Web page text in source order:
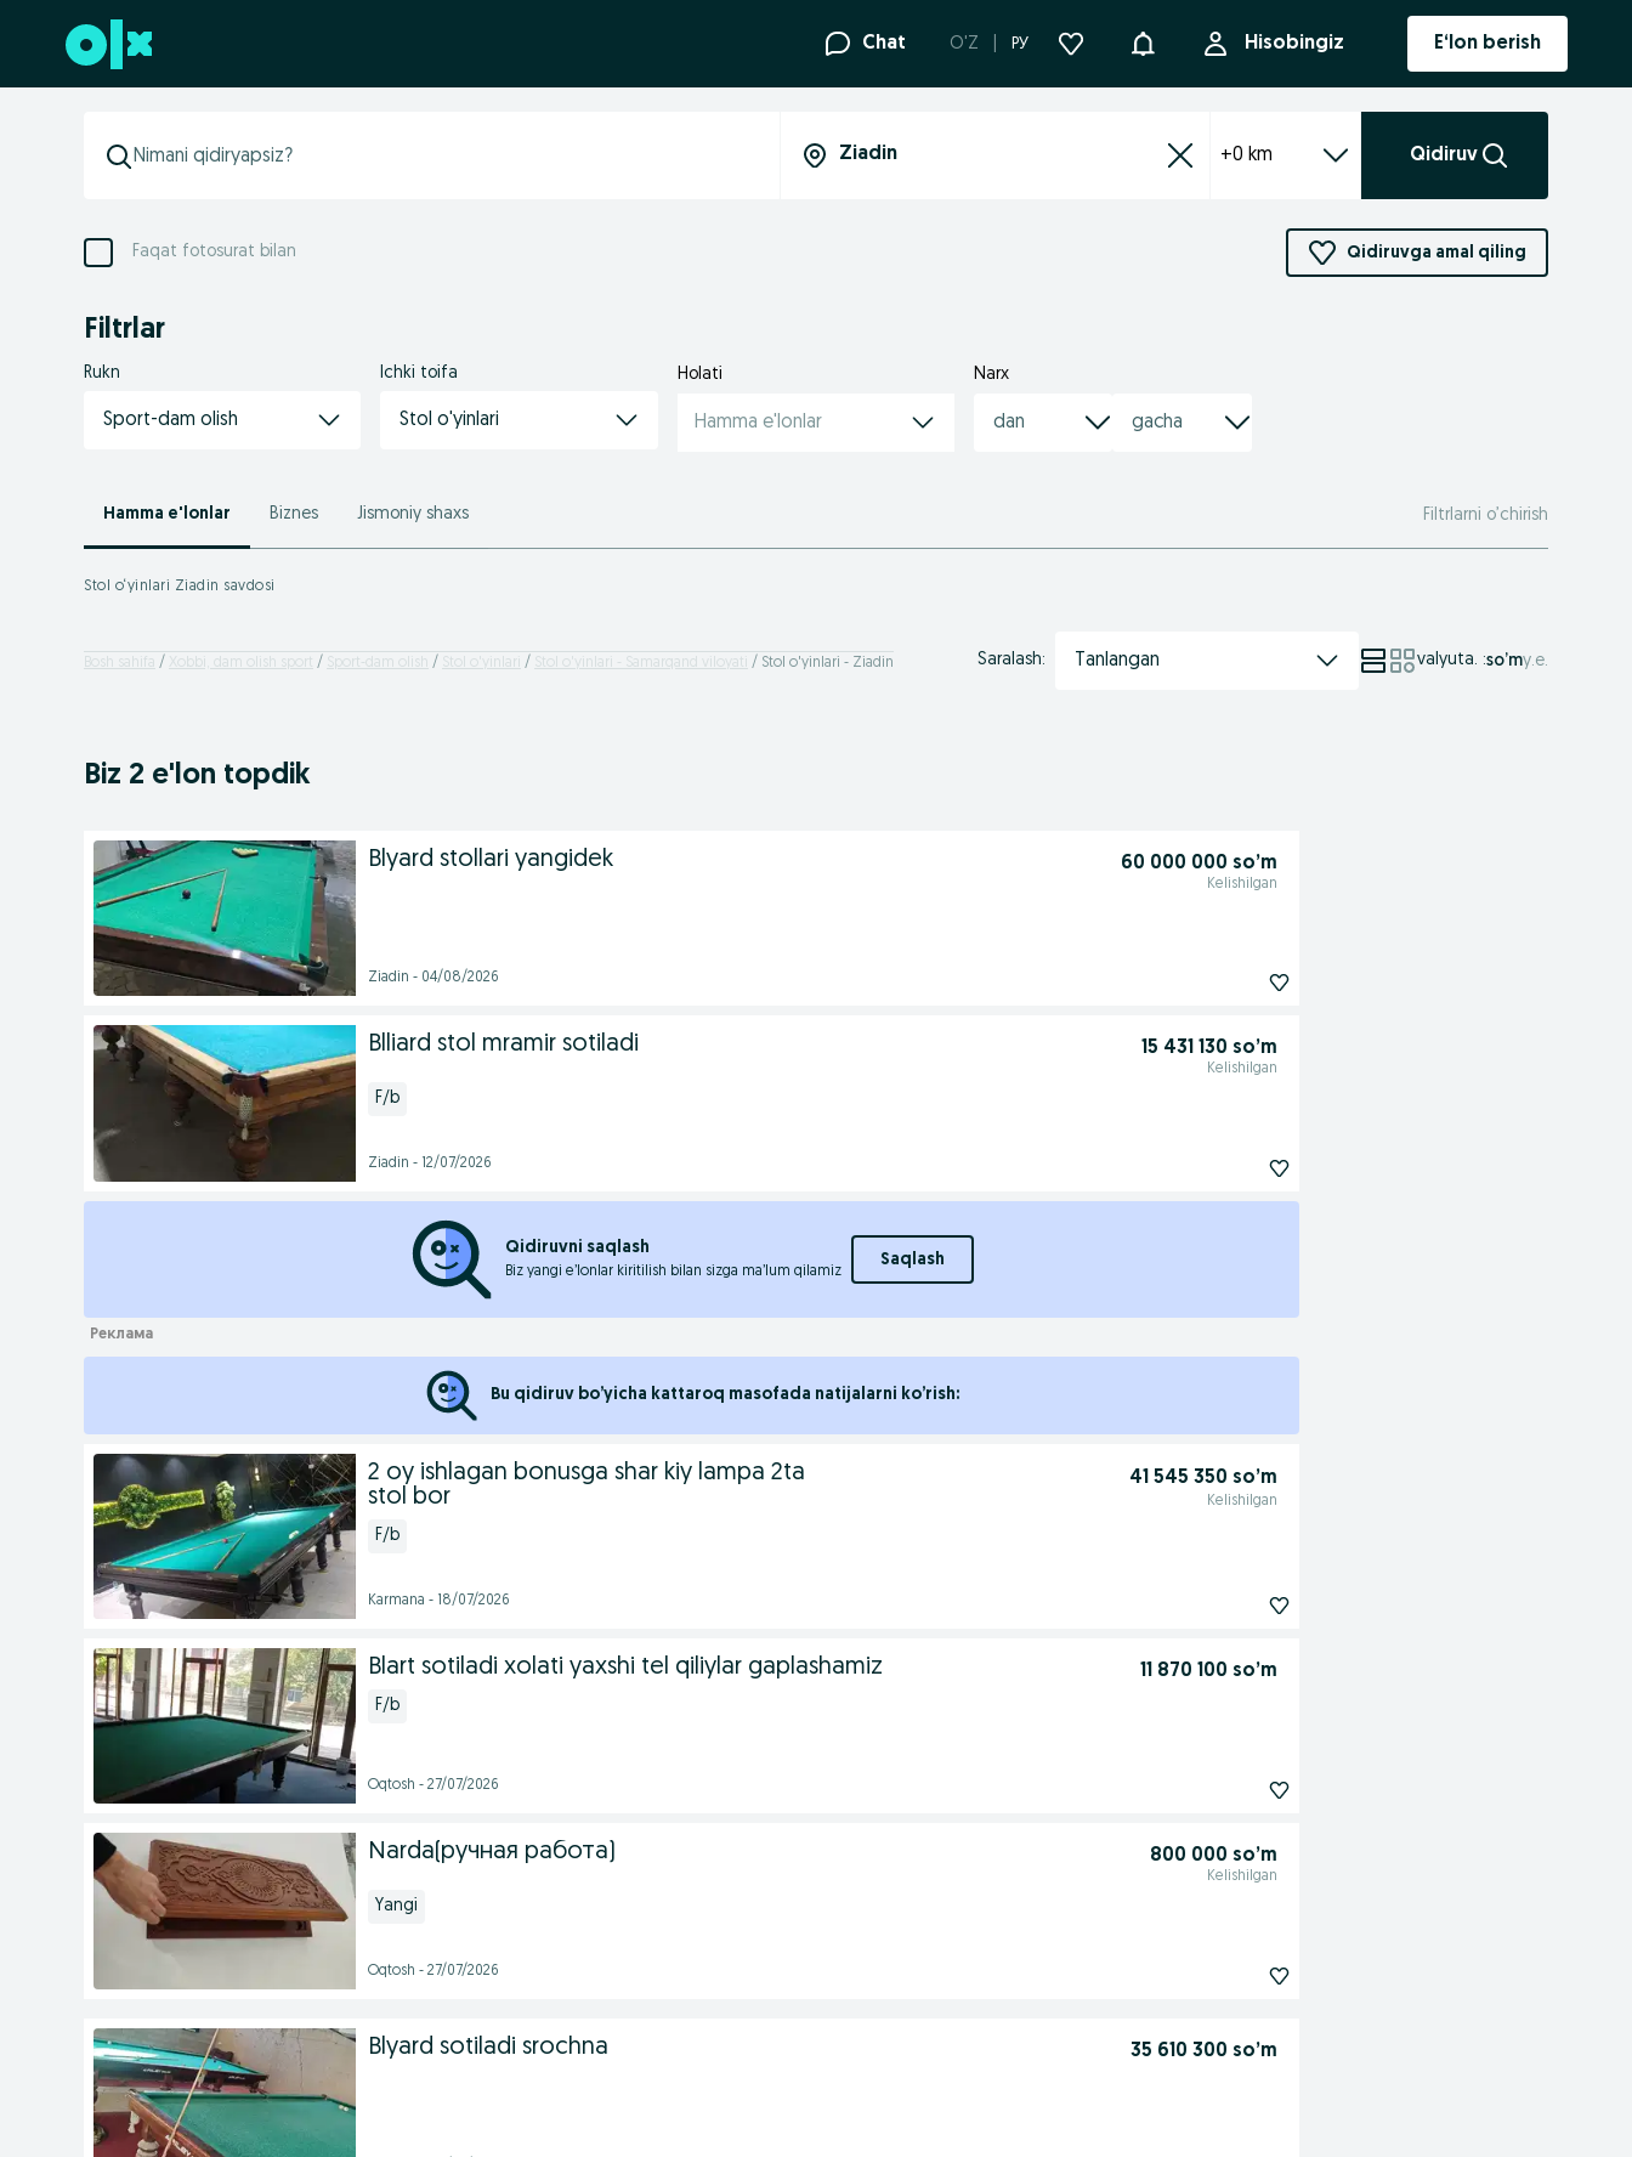
Futerga oʻtish Chat O'Z РУ Bildirishnoma Hisobingiz E‘lon berish
+0 km Qidiruv
Faqat fotosurat bilan Qidiruvga amal qiling
Filtrlar
Rukn
Sport-dam olish
Ichki toifa
Stol o'yinlari
Holati
Hamma e'lonlar
Narx
Hamma e'lonlar Biznes Jismoniy shaxs Filtrlarni o’chirish
Stol o‘yinlari Ziadin savdosi
Bosh sahifa Xobbi, dam olish sport Sport-dam olish Stol o'yinlari Stol o'yinlari - Samarqand viloyati Stol o'yinlari - Ziadin Saralash: Tanlangan valyuta. :so’mу.е.
Biz 2 e'lon topdik
Blyard stollari yangidek 60 000 000 so’m
Kelishilgan
Ziadin - 04/08/2026
Blliard stol mramir sotiladi 15 431 130 so’m
Kelishilgan
F/b
Ziadin - 12/07/2026
Qidiruvni saqlash
Biz yangi e’lonlar kiritilish bilan sizga ma’lum qilamiz
Saqlash
Bu qidiruv bo’yicha kattaroq masofada natijalarni ko’rish:
2 oy ishlagan bonusga shar kiy lampa 2ta
stol bor
41 545 350 so’m
Kelishilgan
F/b
Karmana - 18/07/2026
Blart sotiladi xolati yaxshi tel qiliylar gaplashamiz 11 870 100 so’m
F/b
Oqtosh - 27/07/2026
Narda(ручная работа) 800 000 so’m
Kelishilgan
Yangi
Oqtosh - 27/07/2026
Blyard sotiladi srochna 35 610 300 so’m